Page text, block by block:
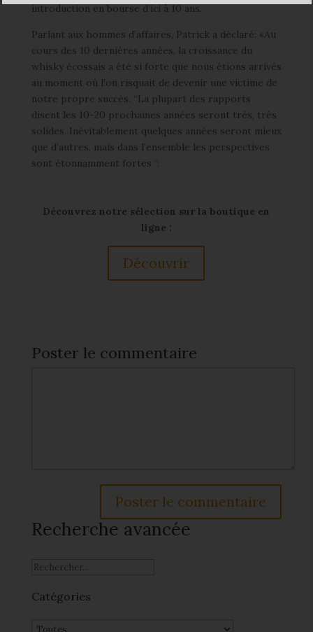
introduction en bourse d’ici à 10 ans.
Parlant aux hommes d’affaires, Patrick a déclaré: «Au
cours des 10 dernières années, la croissance du
whisky écossais a été si forte que nous étions arrivés
au moment où l’on risquait de devenir une victime de
notre propre succès. “La plupart des rapports
disent les 10-20 prochaines années seront très, très
solides. Inévitablement quelques années seront mieux
que d’autres, mais dans l’ensemble les perspectives
sont étonnamment fortes “.
Découvrez notre sélection sur la boutique en
ligne :
Découvrir
Poster le commentaire
Recherche avancée
Catégories